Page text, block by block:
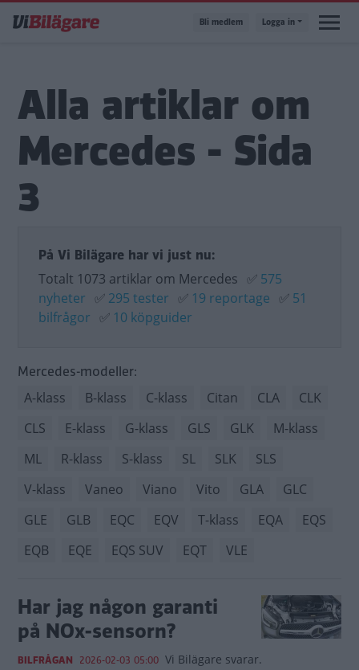
till
Bli medlem Logga in
Alla artiklar om
Mercedes - Sida
3
På Vi Bilägare har vi just nu:
Totalt 1073 artiklar om Mercedes ✅ 575
nyheter ✅ 295 tester ✅ 19 reportage ✅ 51
bilfrågor ✅ 10 köpguider
Mercedes-modeller:
A-klass B-klass C-klass Citan CLA
CLK
CLS
E-klass G-klass GLS GLK
M-klass
ML
R-klass S-klass SL SLK
SLS
V-klass
Vaneo Viano Vito GLA
GLC
GLE
GLB EQC EQV T-klass EQA
EQS
EQB
EQE EQS SUV EQT VLE
Har jag någon garanti
på NOx-sensorn?
BILFRÅGAN 2026-02-03 05:00 Vi Bilägare svarar.